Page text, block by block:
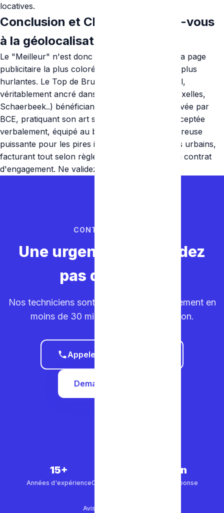
locatives.
Conclusion et Choix final : Fiez-vous
à la géolocalisation
Le "Meilleur" n'est donc pas celui qui possède la page
publicitaire la plus colorée ou les annonces les plus
hurlantes. Le Top de Bruxelles est l'artisan local,
véritablement ancré dans un Quartier du Ring (Ixelles,
Schaerbeek..) bénéficiant d'une existence prouvée par
BCE, pratiquant son art sous tarification pré-acceptée
verbalement, équipé au bas mot d'une hydrocureuse
puissante pour les pires imprévus d'enlisements urbains,
facturant tout selon règles et taxes à l'heure du contrat
d'engagement. Ne validez rien de moins.
CONTACTEZ-NOUS
Une urgence ? Ne perdez
pas de temps.
Nos techniciens sont sur la route. Déplacement en
moins de 30 minutes dans votre région.
Appeler le 0465 68 51 58
Demander un devis
15+
Années d'expérienceClients satisfaits
30 min
Temps de réponse
Avis Google (500+)